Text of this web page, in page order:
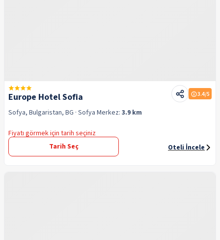
Europe Hotel Sofia 3.4/5
Sofya, Bulgaristan, BG · Sofya Merkez: 3.9 km
Fiyatı görmek için tarih seçiniz
Tarih Seç
Oteli İncele